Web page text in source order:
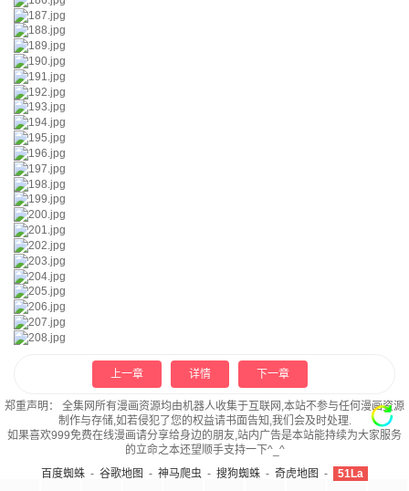
上一章 详情 下一章
郑重声明： 全集网所有漫画资源均由机器人收集于互联网,本站不参与任何漫画资源
制作与存储,如若侵犯了您的权益请书面告知,我们会及时处理.
如果喜欢999免费在线漫画请分享给身边的朋友,站内广告是本站能持续为大家服务
的立命之本还望顺手支持一下^_^
百度蜘蛛 - 谷歌地图 - 神马爬虫 - 搜狗蜘蛛 - 奇虎地图 -
51La